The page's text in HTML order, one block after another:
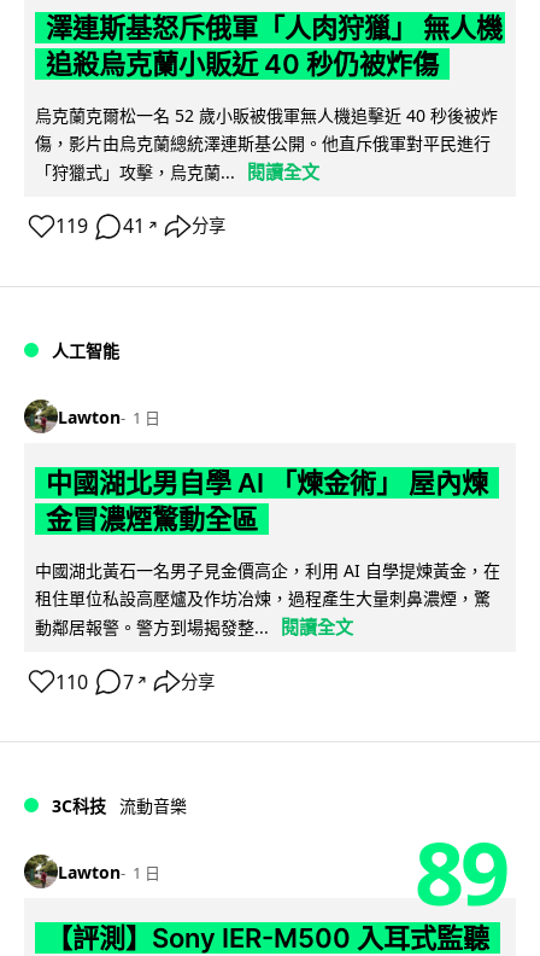
澤連斯基怒斥俄軍「人肉狩獵」 無人機
追殺烏克蘭小販近 40 秒仍被炸傷
烏克蘭克爾松一名 52 歲小販被俄軍無人機追擊近 40 秒後被炸
傷，影片由烏克蘭總統澤連斯基公開。他直斥俄軍對平民進行
「狩獵式」攻擊，烏克蘭...
閱讀全文
119 41 ↗ 分享
人工智能
Lawton 1 日
中國湖北男自學 AI 「煉金術」 屋內煉
金冒濃煙驚動全區
中國湖北黃石一名男子見金價高企，利用 AI 自學提煉黃金，在
租住單位私設高壓爐及作坊冶煉，過程產生大量刺鼻濃煙，驚
動鄰居報警。警方到場揭發整...
閱讀全文
110 7 ↗ 分享
3C科技 流動音樂
Lawton 1 日 89
【評測】Sony IER-M500 入耳式監聽